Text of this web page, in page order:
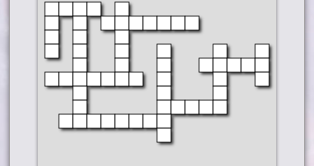
Solution
Fermer